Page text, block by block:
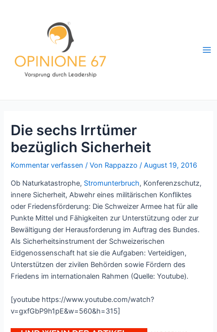
Die sechs Irrtümer
bezüglich Sicherheit
Kommentar verfassen / Von Rappazzo/August 19, 2016
Ob Naturkatastrophe, Stromunterbruch, Konferenzschutz,
innere Sicherheit, Abwehr eines militärischen Konfliktes
oder Friedensförderung: Die Schweizer Armee hat für alle
Punkte Mittel und Fähigkeiten zur Unterstützung oder zur
Bewältigung der Herausforderung im Auftrag des Bundes.
Als Sicherheitsinstrument der Schweizerischen
Eidgenossenschaft hat sie die Aufgaben: Verteidigen,
Unterstützen der zivilen Behörden sowie Fördern des
Friedens im internationalen Rahmen (Quelle: Youtube).
[youtube https://www.youtube.com/watch?
v=gxfGbP9h1pE&w=560&h=315]